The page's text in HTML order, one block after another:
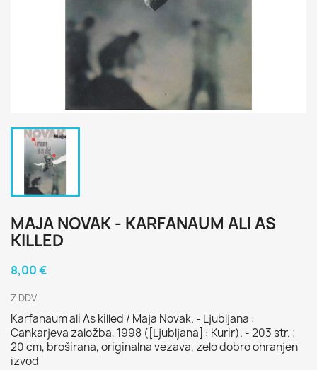
MAJA NOVAK - KARFANAUM ALI AS
KILLED
8,00 €
Z DDV
Karfanaum ali As killed / Maja Novak. - Ljubljana :
Cankarjeva založba, 1998 ([Ljubljana] : Kurir). - 203 str. ;
20 cm, broširana, originalna vezava, zelo dobro ohranjen
izvod